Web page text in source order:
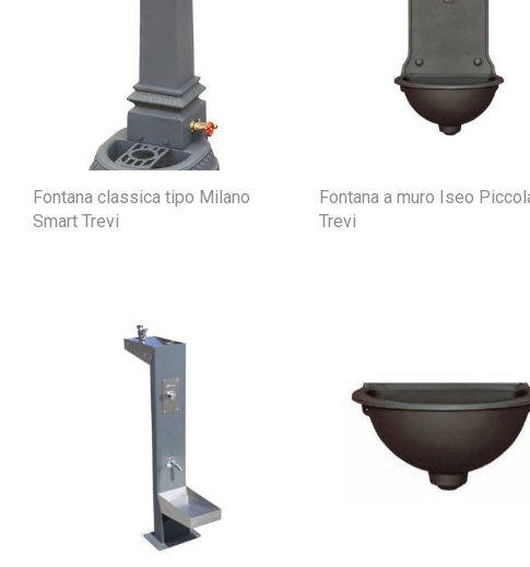
Fontana classica tipo Milano
Smart Trevi
Fontana a muro Iseo
Trevi